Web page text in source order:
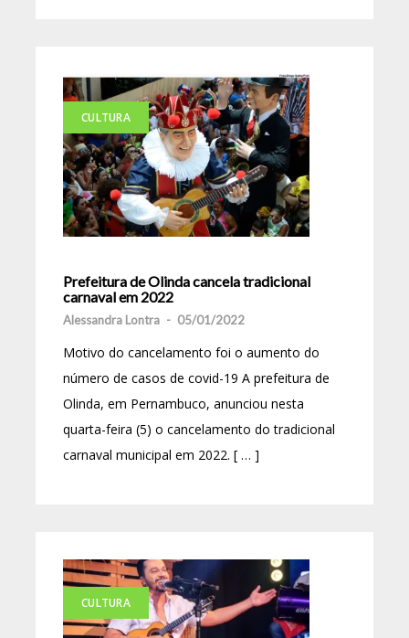
CULTURA
Prefeitura de Olinda cancela tradicional
carnaval em 2022
Alessandra Lontra - 05/01/2022
Motivo do cancelamento foi o aumento do
número de casos de covid-19 A prefeitura de
Olinda, em Pernambuco, anunciou nesta
quarta-feira (5) o cancelamento do tradicional
carnaval municipal em 2022. [ … ]
CULTURA